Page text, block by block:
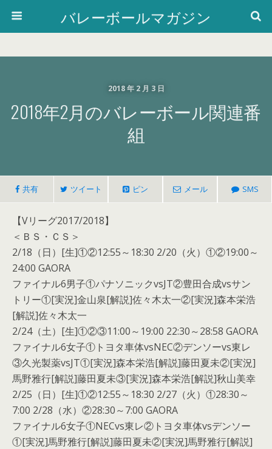
バレーボールマガジン
2018 年 2 月 3 日
2018年2月のバレーボール関連番
組
共有 ツイート ピン メール SMS
【Vリーグ2017/2018】
＜ＢＳ・ＣＳ＞
2/18（日）[生]①②12:55～18:30 2/20（火）①②19:00～
24:00 GAORA
ファイナル6男子①パナソニックvsJT②豊田合成vsサン
トリー①[実況]金山泉[解説]佐々木太一②[実況]森本栄浩
[解説]佐々木太一
2/24（土）[生]①②③11:00～19:00 22:30～28:58 GAORA
ファイナル6女子①トヨタ車体vsNEC②デンソーvs東レ
③久光製薬vsJT①[実況]森本栄浩[解説]藤田夏未②[実況]
馬野雅行[解説]藤田夏未③[実況]森本栄浩[解説]秋山美幸
2/25（日）[生]①②12:55～18:30 2/27（火）①28:30～
7:00 2/28（水）②28:30～7:00 GAORA
ファイナル6女子①NECvs東レ②トヨタ車体vsデンソー
①[実況]馬野雅行[解説]藤田夏未②[実況]馬野雅行[解説]